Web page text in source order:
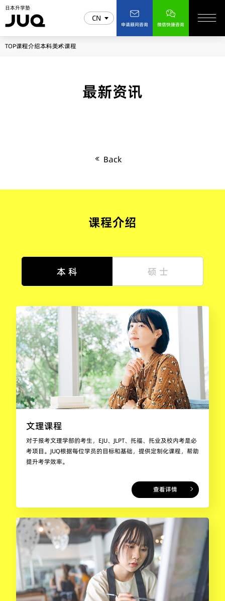
日本升学塾
CN
申请顾问咨询 微信快捷咨询
TOP课程介绍本科美术课程
最新资讯
Back
课程介绍
本 科 硕 士
文理课程
对于报考文理学部的考生，EJU、JLPT、托福、托业及校内考是必
考项目。JUQ根据每位学员的目标和基础，提供定制化课程，帮助
提升考学效率。
查看详情